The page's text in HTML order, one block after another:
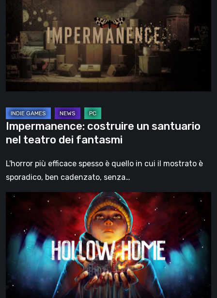
santuario
nel
teatro
dei
fantasmi
Impermanence: costruire un santuario
nel teatro dei fantasmi
L'horror più efficace spesso è quello in cui il mostrato è
sporadico, ben cadenzato, senza…
Hollow
Home
Anteprima:
l’ultimo
giorno
normale